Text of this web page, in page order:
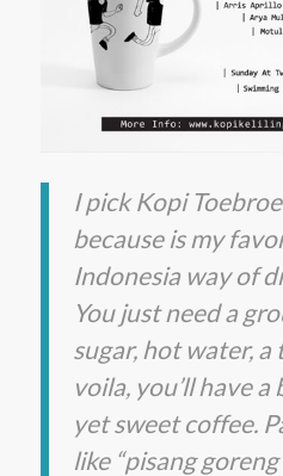
I pick Kopi
because is my
Indonesia way of
You just need a
sugar, hot water, a
voila, you’ll have
yet sweet coffee.
like “pisang